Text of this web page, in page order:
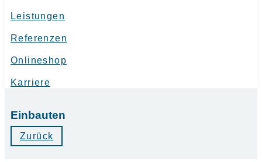
Leistungen
Referenzen
Onlineshop
Karriere
Einbauten
Zurück